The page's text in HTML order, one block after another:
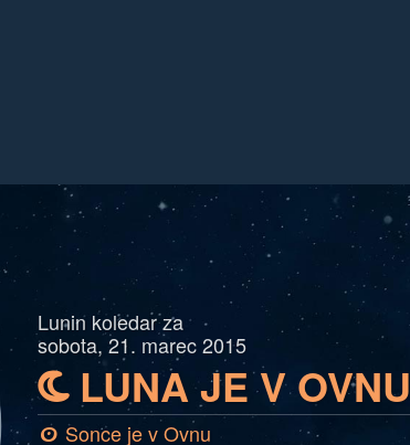
Lunin koledar za
sobota, 21. marec 2015
bLUNA JE V OVNU
a Sonce je v Ovnu